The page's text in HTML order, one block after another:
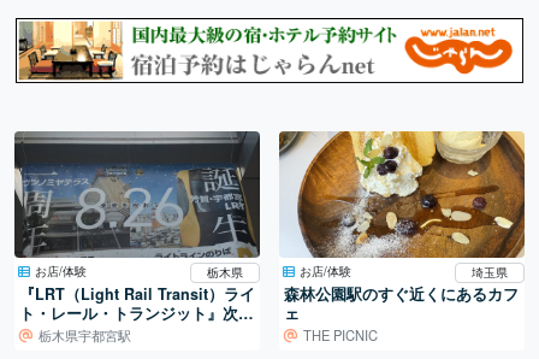
お店/体験 栃木県
『LRT（Light Rail Transit）ライ
ト・レール・トランジット』次世
代の交通システム！ （栃木県宇
栃木県宇都宮駅
お店/体験 埼玉県
森林公園駅のすぐ近くにあるカフ
ェ
THE PICNIC